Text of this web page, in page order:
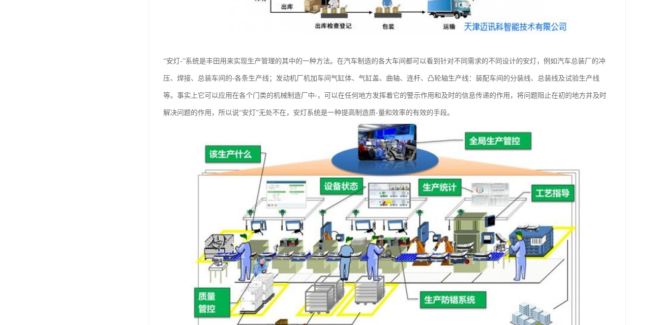
“安灯-”系统是丰田用来实现生产管理的其中的一种方法。在汽车制造的各大车间都可以看到针对不同需求的不同设计的安灯，例如汽车总装厂的冲
压、焊接、总装车间的-各条生产线；发动机厂机加车间气缸体、气缸盖、曲轴、连杆、凸轮轴生产线：装配车间的分装线、总装线及试验生产线
等。事实上它可以应用在各个门类的机械制造厂中-，可以在任何地方发挥着它的警示作用和及时的信息传递的作用，将问题阻止在初的地方并及时
解决问题的作用，所以说“安灯”无处不在，安灯系统是一种提高制造质-量和效率的有效的手段。